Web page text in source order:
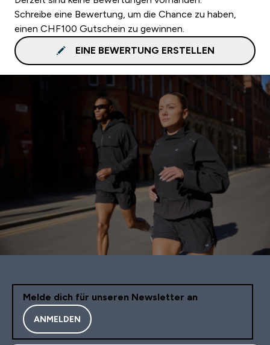
Schreibe eine Bewertung, um die Chance zu haben,
einen CHF100 Gutschein zu gewinnen.
EINE BEWERTUNG ERSTELLEN
Melde dich für unseren Newsletter an
ANMELDEN